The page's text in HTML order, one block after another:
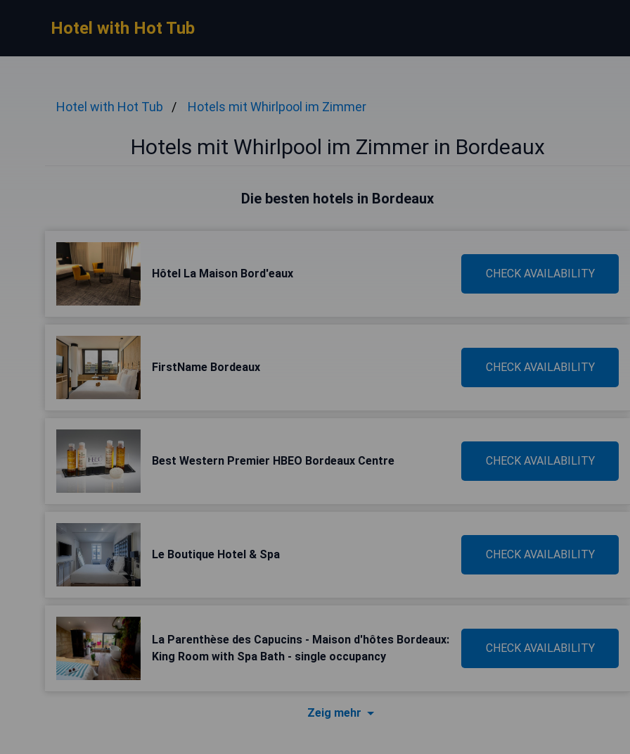
Hotel with Hot Tub
Hotel with Hot Tub Hotels mit Whirlpool im Zimmer
Hotels mit Whirlpool im Zimmer in Bordeaux
Die besten hotels in Bordeaux
Hôtel La Maison Bord'eaux CHECK AVAILABILITY
FirstName Bordeaux CHECK AVAILABILITY
Best Western Premier HBEO Bordeaux Centre CHECK AVAILABILITY
Le Boutique Hotel & Spa CHECK AVAILABILITY
La Parenthèse des Capucins - Maison d'hôtes Bordeaux:
King Room with Spa Bath - single occupancy
CHECK AVAILABILITY
Zeig mehr